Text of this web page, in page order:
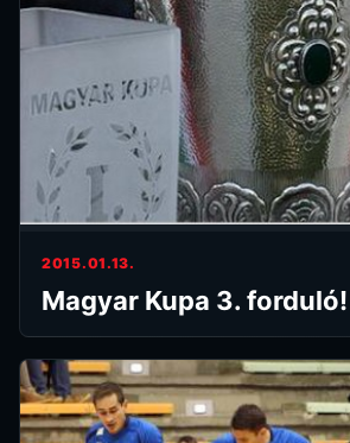
2015.01.13.
Magyar Kupa 3. forduló!